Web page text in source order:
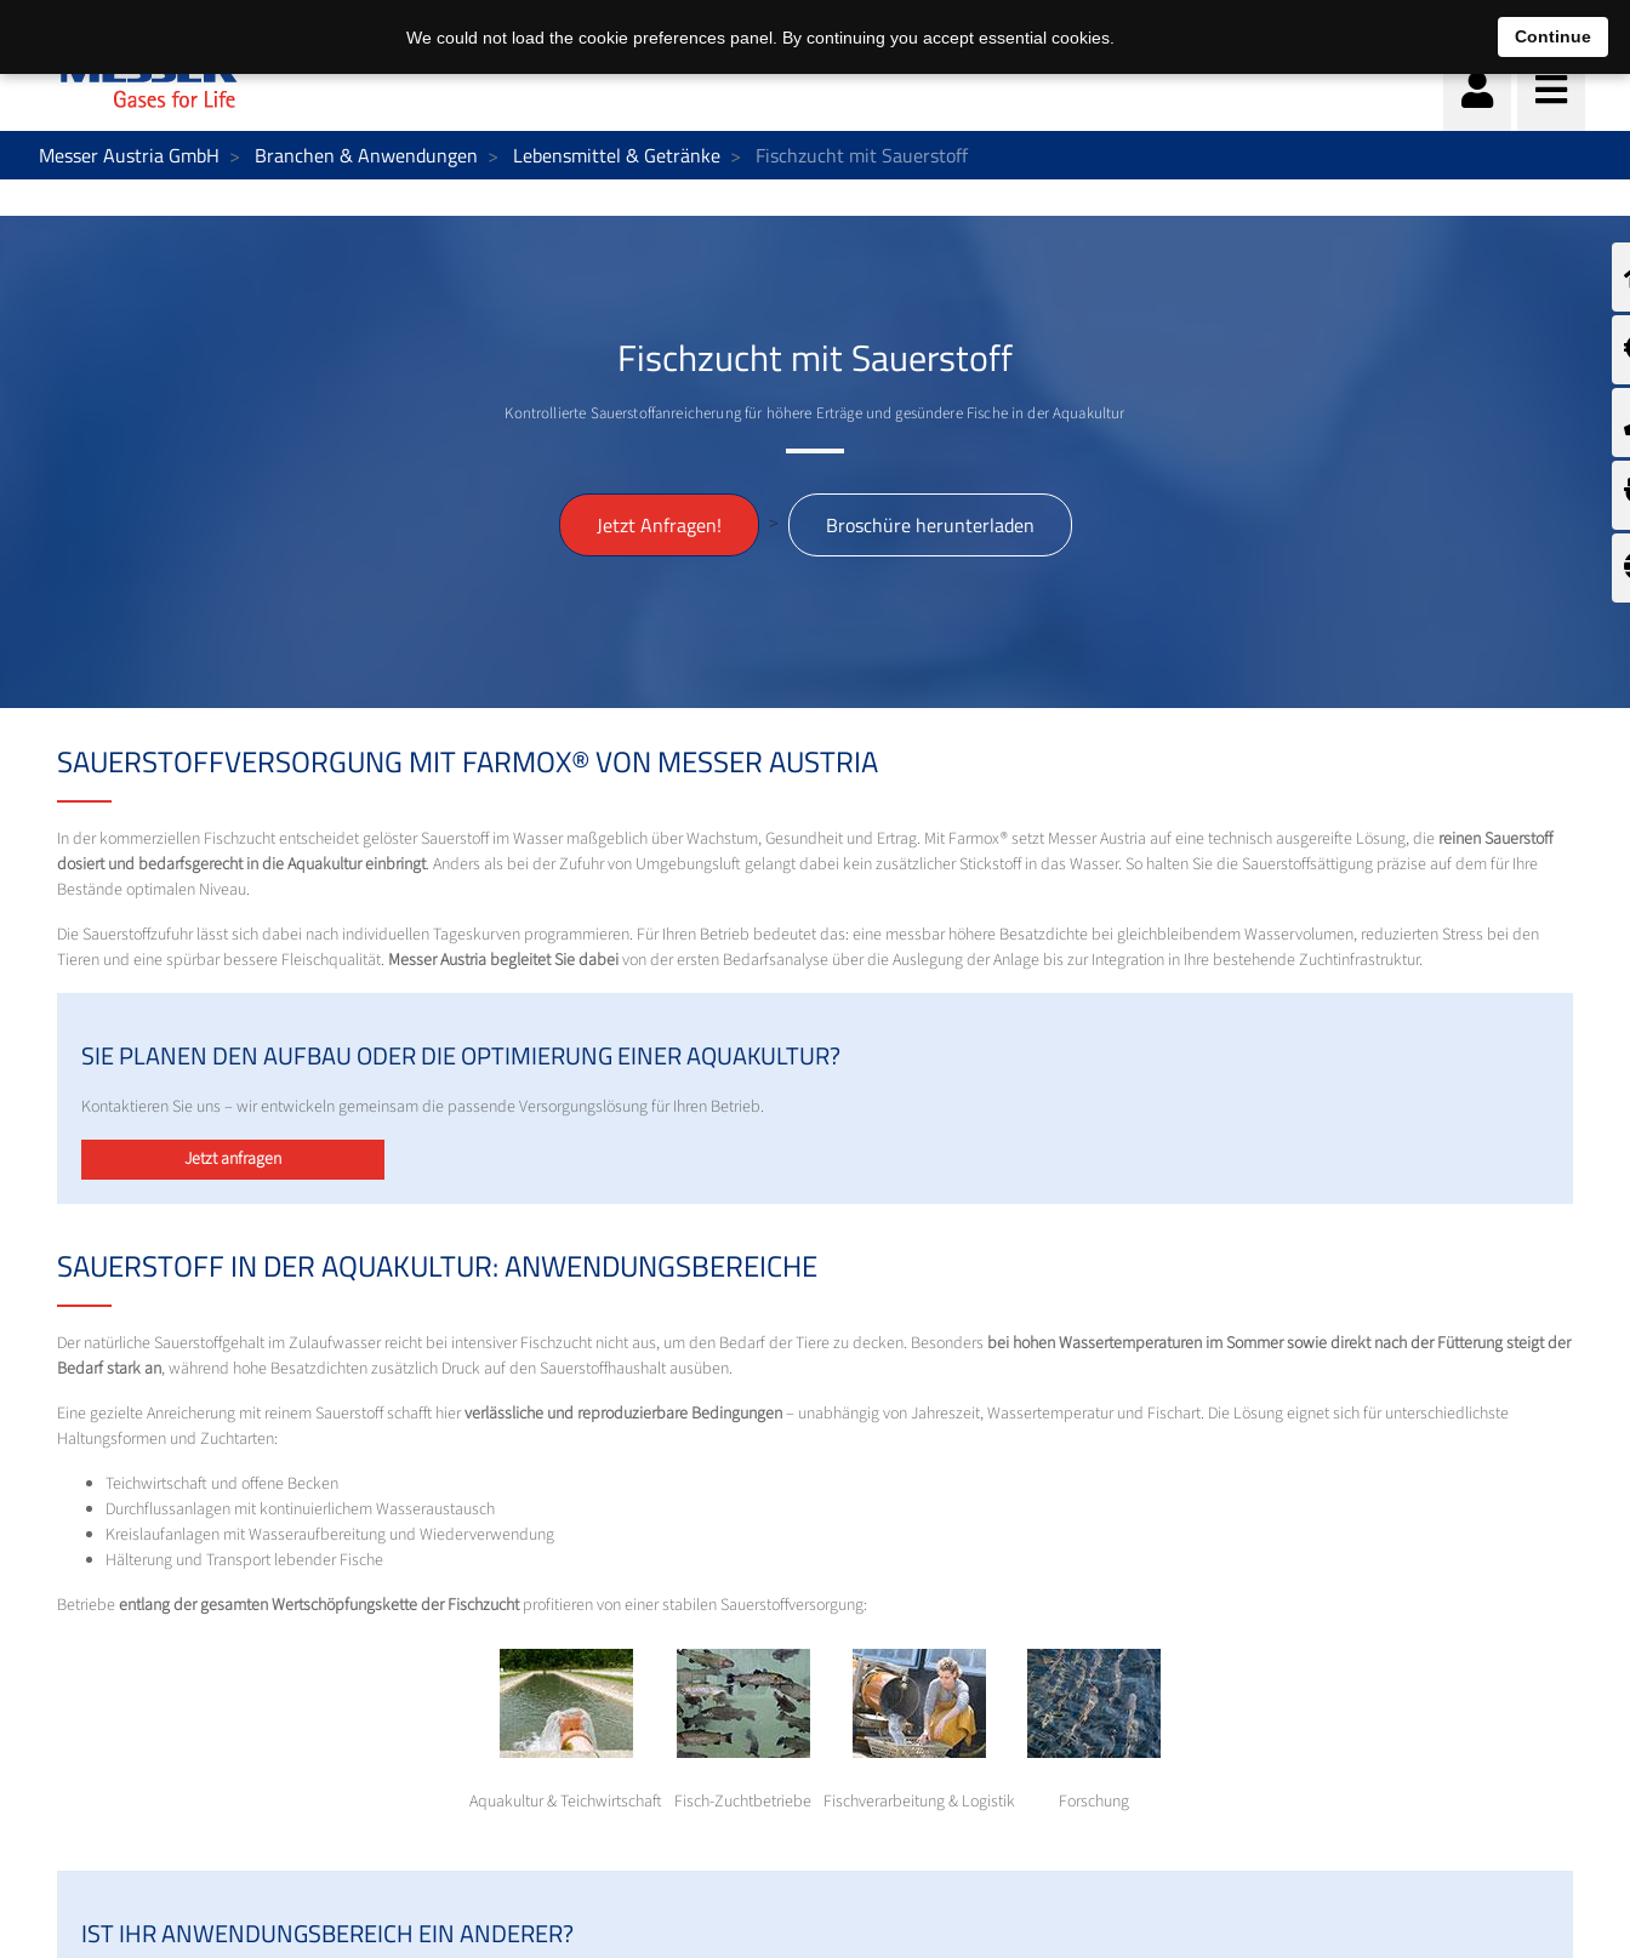
Messer Austria GmbH Branchen & Anwendungen Lebensmittel & Getränke Fischzucht mit Sauerstoff
Fischzucht mit Sauerstoff
Kontrollierte Sauerstoffanreicherung für höhere Erträge und gesündere Fische in der Aquakultur
Jetzt Anfragen! > Broschüre herunterladen
SAUERSTOFFVERSORGUNG MIT FARMOX® VON MESSER AUSTRIA
In der kommerziellen Fischzucht entscheidet gelöster Sauerstoff im Wasser maßgeblich über Wachstum, Gesundheit und Ertrag. Mit Farmox® setzt Messer Austria auf eine technisch ausgereifte Lösung, die reinen Sauerstoff
dosiert und bedarfsgerecht in die Aquakultur einbringt. Anders als bei der Zufuhr von Umgebungsluft gelangt dabei kein zusätzlicher Stickstoff in das Wasser. So halten Sie die Sauerstoffsättigung präzise auf dem für Ihre
Bestände optimalen Niveau.
Die Sauerstoffzufuhr lässt sich dabei nach individuellen Tageskurven programmieren. Für Ihren Betrieb bedeutet das: eine messbar höhere Besatzdichte bei gleichbleibendem Wasservolumen, reduzierten Stress bei den
Tieren und eine spürbar bessere Fleischqualität. Messer Austria begleitet Sie dabeivon der ersten Bedarfsanalyse über die Auslegung der Anlage bis zur Integration in Ihre bestehende Zuchtinfrastruktur.
SIE PLANEN DEN AUFBAU ODER DIE OPTIMIERUNG EINER AQUAKULTUR?
Kontaktieren Sie uns – wir entwickeln gemeinsam die passende Versorgungslösung für Ihren Betrieb.
Jetzt anfragen
SAUERSTOFF IN DER AQUAKULTUR: ANWENDUNGSBEREICHE
Der natürliche Sauerstoffgehalt im Zulaufwasser reicht bei intensiver Fischzucht nicht aus, um den Bedarf der Tiere zu decken. Besonders bei hohen Wassertemperaturen im Sommer sowie direkt nach der Fütterung steigt der
Bedarf stark an, während hohe Besatzdichten zusätzlich Druck auf den Sauerstoffhaushalt ausüben.
Eine gezielte Anreicherung mit reinem Sauerstoff schafft hierverlässliche und reproduzierbare Bedingungen– unabhängig von Jahreszeit, Wassertemperatur und Fischart. Die Lösung eignet sich für unterschiedlichste
Haltungsformen und Zuchtarten:
Teichwirtschaft und offene Becken
Durchflussanlagen mit kontinuierlichem Wasseraustausch
Kreislaufanlagen mit Wasseraufbereitung und Wiederverwendung
Hälterung und Transport lebender Fische
Betriebeentlang der gesamten Wertschöpfungskette der Fischzuchtprofitieren von einer stabilen Sauerstoffversorgung:
Aquakultur & Teichwirtschaft Fisch-Zuchtbetriebe Fischverarbeitung & Logistik Forschung
IST IHR ANWENDUNGSBEREICH EIN ANDERER?
We could not load the cookie preferences panel. By continuing you accept essential cookies. Continue